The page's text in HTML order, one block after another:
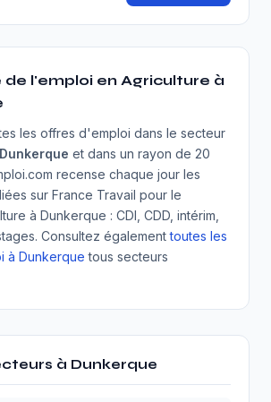
de l'emploi en Agriculture à
les offres d'emploi dans le secteur
Dunkerque et dans un rayon de 20
recense chaque jour les
sur France Travail pour le
à Dunkerque : CDI, CDD, intérim,
Consultez égalementtoutes les
à Dunkerque tous secteurs
à Dunkerque